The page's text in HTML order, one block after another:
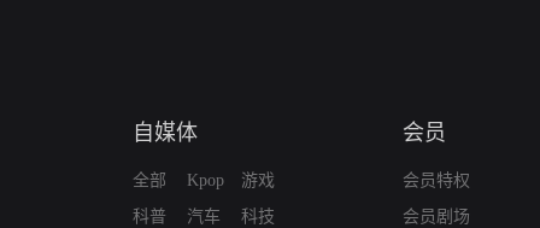
自媒体
全部
科普
Kpop
汽车
游戏
科技
会员
会员特权
会员剧场